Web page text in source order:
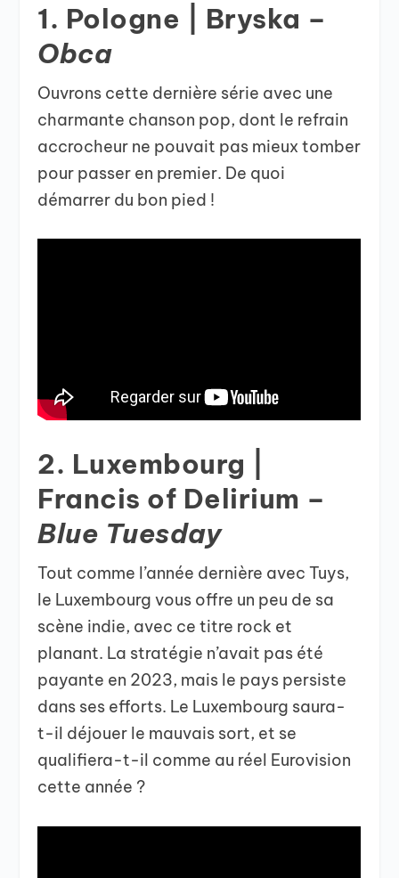
1. Pologne | Bryska –
Obca
Ouvrons cette dernière série avec une
charmante chanson pop, dont le refrain
accrocheur ne pouvait pas mieux tomber
pour passer en premier. De quoi
démarrer du bon pied !
2. Luxembourg |
Francis of Delirium –
Blue Tuesday
Tout comme l’année dernière avec Tuys,
le Luxembourg vous offre un peu de sa
scène indie, avec ce titre rock et
planant. La stratégie n’avait pas été
payante en 2023, mais le pays persiste
dans ses efforts. Le Luxembourg saura-
t-il déjouer le mauvais sort, et se
qualifiera-t-il comme au réel Eurovision
cette année ?